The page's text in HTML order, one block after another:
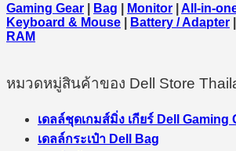
Gaming Gear
Bag Monitor All-in-
Keyboard & Mouse
Battery / Adapter
RAM
หมวดหมู่สินค้าของ Dell Store
เดลล์ชุดเกมส์มิ่ง เกียร์ Dell Gaming
เดลล์กระเป๋า Dell Bag